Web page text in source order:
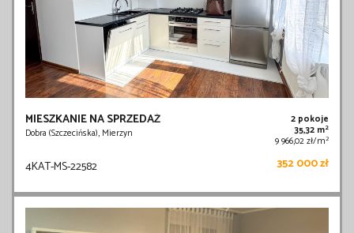
MIESZKANIE NA SPRZEDAŻ
Dobra (Szczecińska), Mierzyn
2 pokoje
35,32 m2
9 966,02 zł/m2
4KAT-MS-22582 352 000 zł